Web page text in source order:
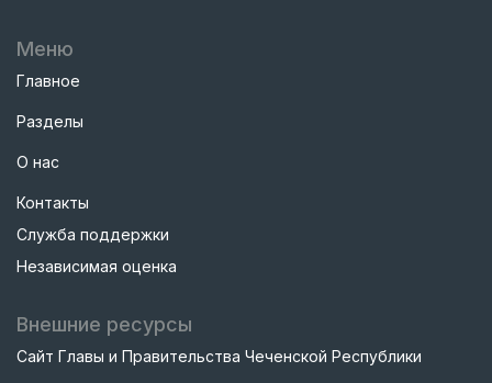
Меню
Главное
Разделы
О нас
Контакты
Служба поддержки
Независимая оценка
Внешние ресурсы
Сайт Главы и Правительства Чеченской Республики